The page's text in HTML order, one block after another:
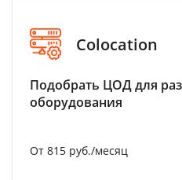
Colocation
Подобрать ЦОД для
оборудования
От 815 руб./месяц